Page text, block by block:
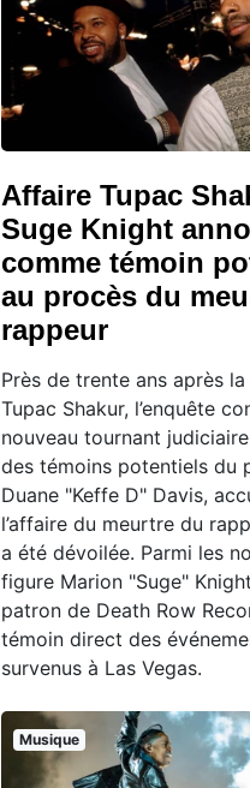
Affaire Tupac
Suge Knight
comme témoin
au procès du
rappeur
Près de trente ans après
Tupac Shakur, l’enquête
nouveau tournant
des témoins potentiels du
Duane "Keffe D" Davis,
l’affaire du meurtre du
a été dévoilée. Parmi les
figure Marion "Suge"
patron de Death Row
témoin direct des
survenus à Las Vegas.
Musique